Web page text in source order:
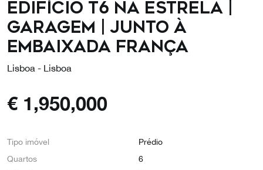
Edifício T6 na Estrela |
Garagem | Junto à
Embaixada França
Lisboa - Lisboa
€ 1,950,000
Tipo imóvel
Prédio
Quartos
6